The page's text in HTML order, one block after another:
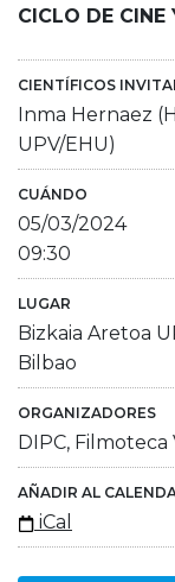
CICLO DE CINE
CIENTÍFICOS
Inma Hernaez
UPV/EHU)
CUÁNDO
05/03/2024
09:30
LUGAR
Bizkaia Aretoa
Bilbao
ORGANIZADORES
DIPC, Filmoteca
AÑADIR AL
iCal